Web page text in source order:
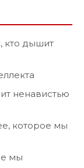
кто дышит
ненавистью
которое мы
мы